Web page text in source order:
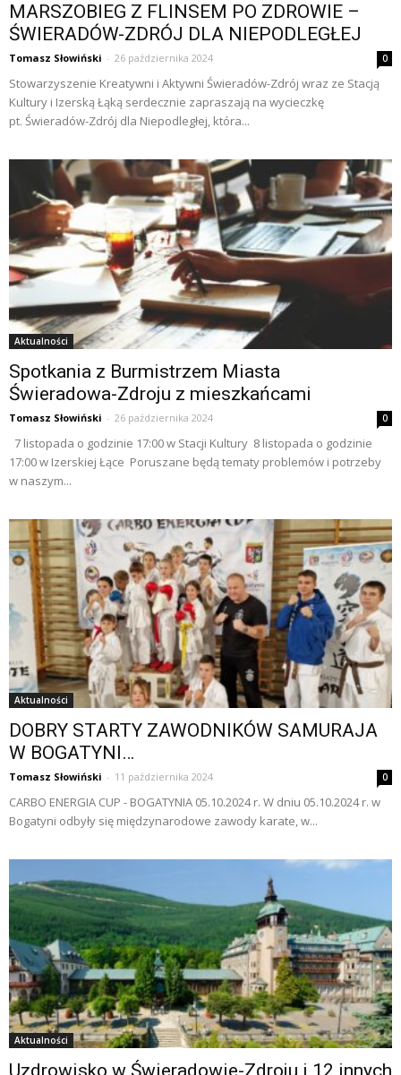
MARSZOBIEG Z FLINSEM PO ZDROWIE –
ŚWIERADÓW-ZDRÓJ DLA NIEPODLEGŁEJ
Tomasz Słowiński - 26 października 2024 0
Stowarzyszenie Kreatywni i Aktywni Świeradów-Zdrój wraz ze Stacją
Kultury i Izerską Łąką serdecznie zapraszają na wycieczkę
pt. Świeradów-Zdrój dla Niepodległej, która...
Aktualności
Spotkania z Burmistrzem Miasta
Świeradowa-Zdroju z mieszkańcami
Tomasz Słowiński - 26 października 2024 0
7 listopada o godzinie 17:00 w Stacji Kultury 8 listopada o godzinie
17:00 w Izerskiej Łące Poruszane będą tematy problemów i potrzeby
w naszym...
Aktualności
DOBRY STARTY ZAWODNIKÓW SAMURAJA
W BOGATYNI…
Tomasz Słowiński - 11 października 2024 0
CARBO ENERGIA CUP - BOGATYNIA 05.10.2024 r. W dniu 05.10.2024 r. w
Bogatyni odbyły się międzynarodowe zawody karate, w...
Aktualności